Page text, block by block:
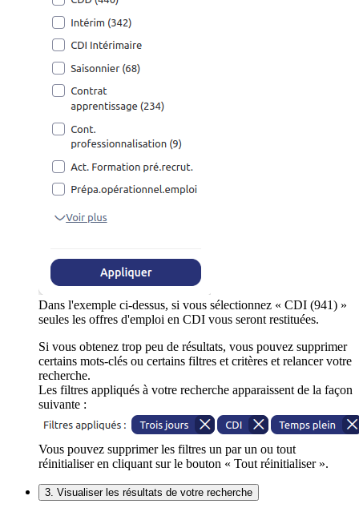
Dans l'exemple ci-dessus, si vous sélectionnez « CDI (941) »
seules les offres d'emploi en CDI vous seront restituées.
Si vous obtenez trop peu de résultats, vous pouvez supprimer
certains mots-clés ou certains filtres et critères et relancer votre
recherche.
Les filtres appliqués à votre recherche apparaissent de la façon
suivante :
Vous pouvez supprimer les filtres un par un ou tout
réinitialiser en cliquant sur le bouton « Tout réinitialiser ».
3. Visualiser les résultats de votre recherche